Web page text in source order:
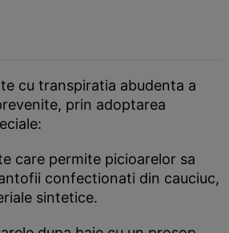
cu transpiratia abudenta a
prin adoptarea
care permite picioarelor sa
confectionati din cauciuc,
sintetice.